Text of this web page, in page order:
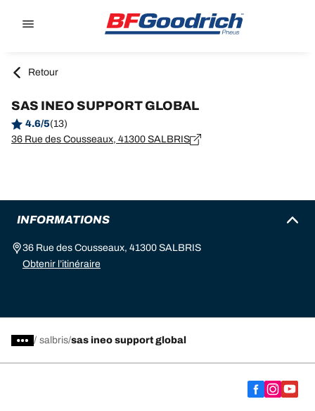
Retour
SAS INEO SUPPORT GLOBAL
4.6/5(13)
36 Rue des Cousseaux, 41300 SALBRIS
INFORMATIONS
36 Rue des Cousseaux, 41300 SALBRIS
Obtenir l’itinéraire
/ salbris sas ineo support global